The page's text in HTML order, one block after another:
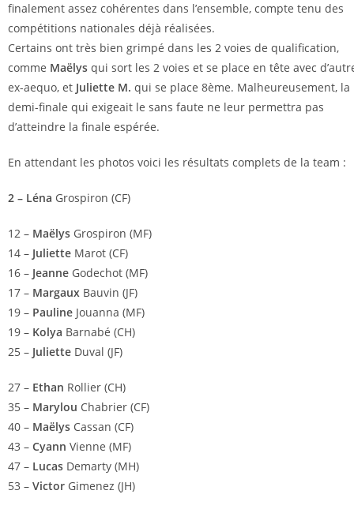
finalement assez cohérentes dans l’ensemble, compte tenu des
compétitions nationales déjà réalisées.
Certains ont très bien grimpé dans les 2 voies de qualification,
comme Maëlys qui sort les 2 voies et se place en tête avec
ex-aequo, et Juliette M. qui se place 8ème. Malheureusement, la
demi-finale qui exigeait le sans faute ne leur permettra pas
d’atteindre la finale espérée.
En attendant les photos voici les résultats complets de la team :
2 – Léna Grospiron (CF)
12 – Maëlys Grospiron (MF)
14 – Juliette Marot (CF)
16 – Jeanne Godechot (MF)
17 – Margaux Bauvin (JF)
19 – Pauline Jouanna (MF)
19 – Kolya Barnabé (CH)
25 – Juliette Duval (JF)
27 – Ethan Rollier (CH)
35 – Marylou Chabrier (CF)
40 – Maëlys Cassan (CF)
43 – Cyann Vienne (MF)
47 – Lucas Demarty (MH)
53 – Victor Gimenez (JH)